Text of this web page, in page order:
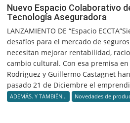
Nuevo Espacio Colaborativo
Tecnología Aseguradora
LANZAMIENTO DE “Espacio
desafíos para el mercado de
necesitan mejorar rentabilidad,
cambio cultural. Con esa premisa
Rodriguez y Guillermo Castagnet
pasado 21 de Diciembre el
ADEMÁS. Y TAMBIÉN... Novedades de